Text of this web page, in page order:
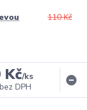
110 Kč
Kč/ks
bez DPH